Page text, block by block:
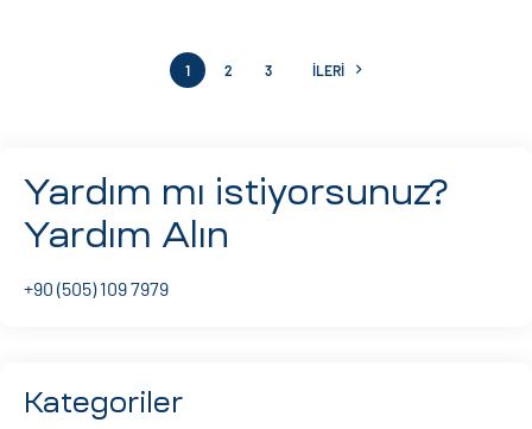
1 2 3 İLERI
Yardım mı istiyorsunuz?
Yardım Alın
+90 (505) 109 7979
Kategoriler